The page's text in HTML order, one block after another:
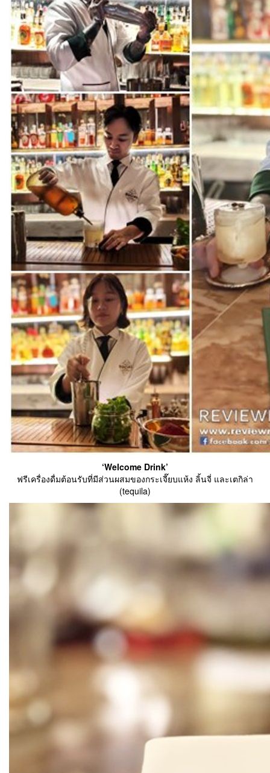
‘Welcome Drink’
ฟรีเครื่องดื่มต้อนรับที่มีส่วนผสมของกระเจี๊ยบแห้ง ลิ้นจี่ และเตกิล่า
(tequila)